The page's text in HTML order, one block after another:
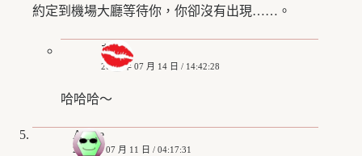
約定到機場大廳等待你，你卻沒有出現……。
艾姬
2020 年 07 月 14 日 / 14:42:28
哈哈哈～
Annie
2020 年 07 月 11 日 / 04:17:31